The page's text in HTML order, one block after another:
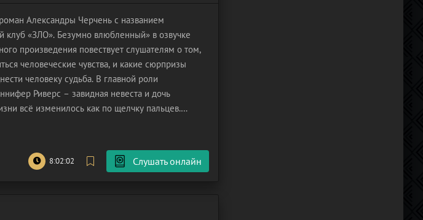
Александры Черчень с названием
клуб «ЗЛО». Безумно влюбленный» в озвучке
произведения повествует слушателям о том,
человеческие чувства, и какие сюрпризы
человеку судьба. В главной роли
Риверс – завидная невеста и дочь
всё изменилось как по щелчку пальцев.
8:02:02 Слушать онлайн